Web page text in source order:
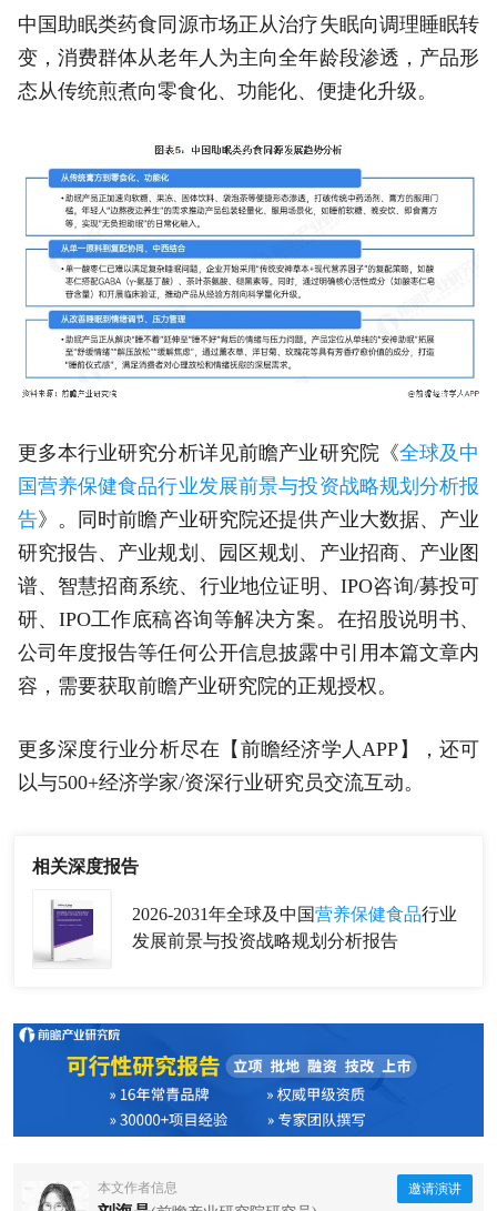
中国助眠类药食同源市场正从治疗失眠向调理睡眠转
变，消费群体从老年人为主向全年龄段渗透，产品形
态从传统煎煮向零食化、功能化、便捷化升级。
更多本行业研究分析详见前瞻产业研究院《全球及中
国营养保健食品行业发展前景与投资战略规划分析报
告》。同时前瞻产业研究院还提供产业大数据、产业
研究报告、产业规划、园区规划、产业招商、产业图
谱、智慧招商系统、行业地位证明、IPO咨询/募投可
研、IPO工作底稿咨询等解决方案。在招股说明书、
公司年度报告等任何公开信息披露中引用本篇文章内
容，需要获取前瞻产业研究院的正规授权。
更多深度行业分析尽在【前瞻经济学人APP】，还可
以与500+经济学家/资深行业研究员交流互动。
相关深度报告
2026-2031年全球及中国营养保健食品行业
发展前景与投资战略规划分析报告
本文作者信息 邀请演讲